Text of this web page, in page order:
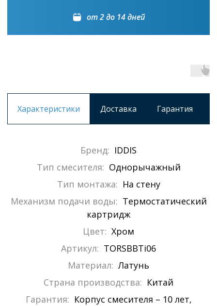
от 2 до 14 дней
Характеристики Доставка Гарантия
Бренд: IDDIS
Тип смесителя: Однорычажный
Тип монтажа: На стену
Механизм подачи воды: Термостатический
картридж
Цвет: Хром
Артикул: TORSBBTi06
Материал: Латунь
Страна производства: Китай
Гарантия: Корпус смесителя – 10 лет,